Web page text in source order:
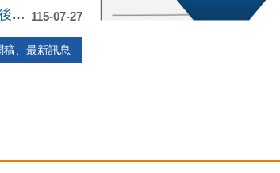
115-07-27
因應紅霞颱風影響 「旗津X哈瑪星盛夏優惠券」延後至....
稿、最新訊息